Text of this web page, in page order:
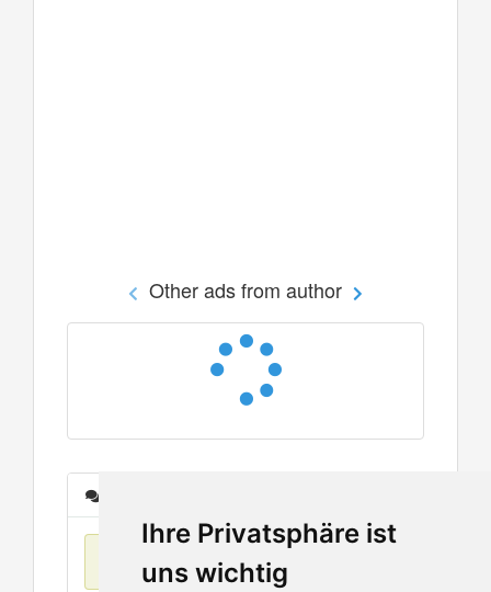
Ihre Privatsphäre ist
uns wichtig
Other ads from author
No items found